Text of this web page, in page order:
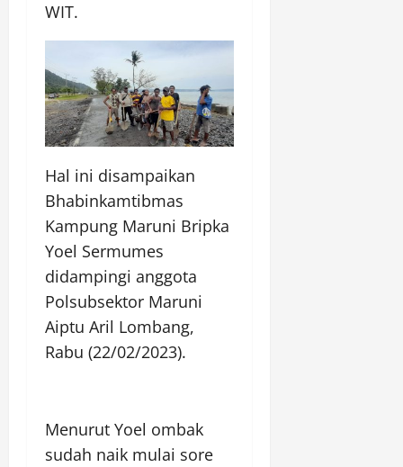
WIT.
Hal ini disampaikan
Bhabinkamtibmas
Kampung Maruni Bripka
Yoel Sermumes
didampingi anggota
Polsubsektor Maruni
Aiptu Aril Lombang,
Rabu (22/02/2023).
Menurut Yoel ombak
sudah naik mulai sore